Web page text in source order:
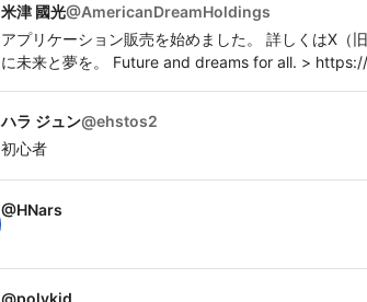
米津 國光@AmericanDreamHoldings
アプリケーション販売を始めました。 詳しくはX（
に未来と夢を。 Future and dreams for all. >
ハラ ジュン@ehstos2
初心者
@HNars
@polykid